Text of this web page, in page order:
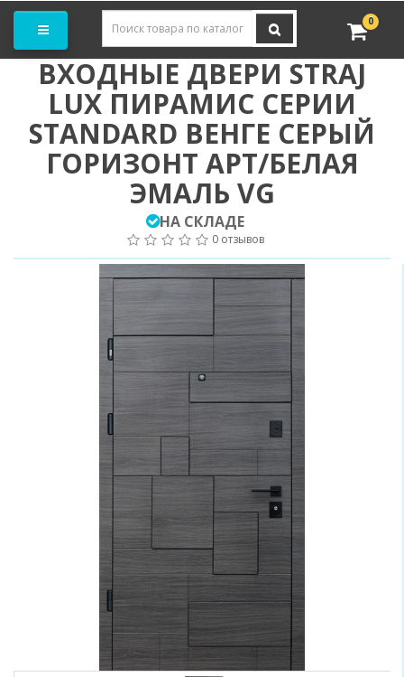
0
ВХОДНЫЕ ДВЕРИ STRAJ
LUX ПИРАМИС СЕРИИ
STANDARD ВЕНГЕ СЕРЫЙ
ГОРИЗОНТ АРТ/БЕЛАЯ
ЭМАЛЬ VG
НА СКЛАДЕ
0 отзывов